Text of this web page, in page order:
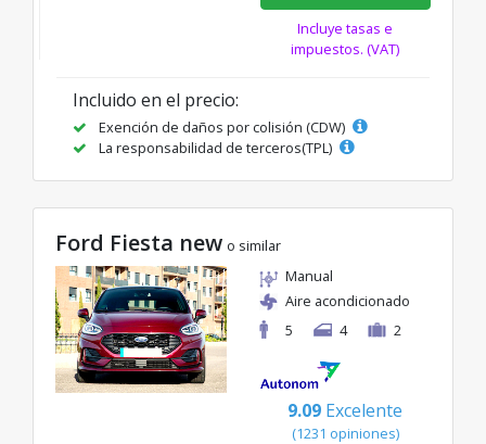
Incluye tasas e
impuestos. (VAT)
Incluido en el precio:
Exención de daños por colisión (CDW)
La responsabilidad de terceros(TPL)
Ford Fiesta new o similar
Manual
Aire acondicionado
5
4 2
9.09 Excelente
(1231 opiniones)